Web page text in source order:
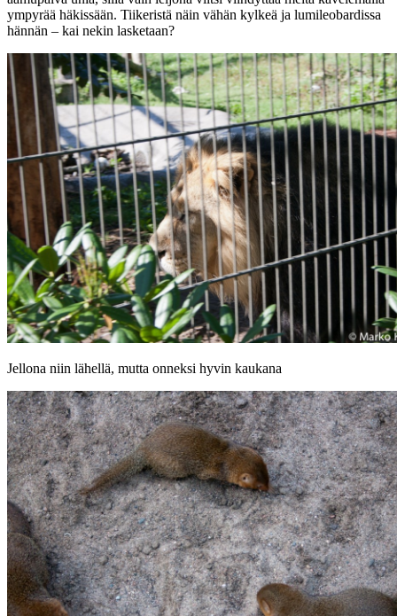
ympyrää häkissään. Tiikeristä näin vähän kylkeä ja lumileobardissa
hännän – kai nekin lasketaan?
Jellona niin lähellä, mutta onneksi hyvin kaukana